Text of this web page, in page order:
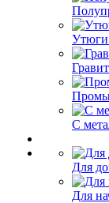
Утюги
С
Для
Для